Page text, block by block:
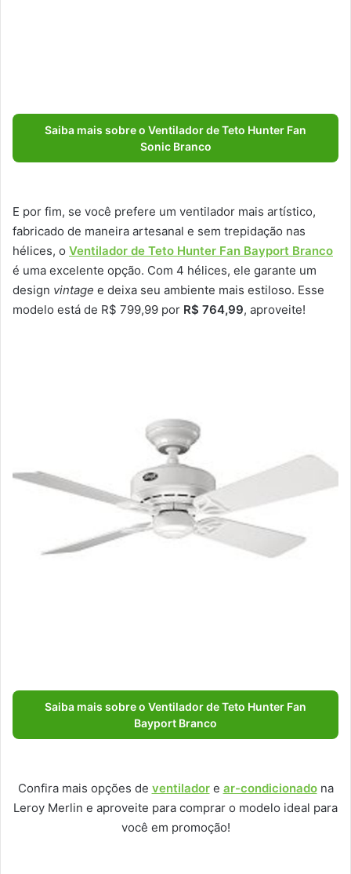
Saiba mais sobre o Ventilador de Teto Hunter Fan
Sonic Branco
E por fim, se você prefere um ventilador mais artístico,
fabricado de maneira artesanal e sem trepidação nas
hélices, o Ventilador de Teto Hunter Fan Bayport Branco
é uma excelente opção. Com 4 hélices, ele garante um
design vintage e deixa seu ambiente mais estiloso. Esse
modelo está de R$ 799,99 por R$ 764,99, aproveite!
Saiba mais sobre o Ventilador de Teto Hunter Fan
Bayport Branco
Confira mais opções de ventiladore ar-condicionadona
Leroy Merlin e aproveite para comprar o modelo ideal para
você em promoção!